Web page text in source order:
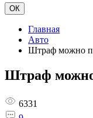
ОК
Главная
Авто
Штраф можно
Штраф можно
6331